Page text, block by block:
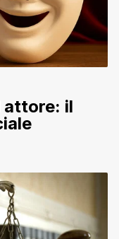
attore: il